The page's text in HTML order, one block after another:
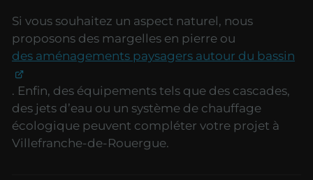
Si vous souhaitez un aspect naturel, nous
proposons des margelles en pierre ou
des aménagements paysagers autour du bassin
. Enfin, des équipements tels que des cascades,
des jets d’eau ou un système de chauffage
écologique peuvent compléter votre projet à
Villefranche-de-Rouergue.